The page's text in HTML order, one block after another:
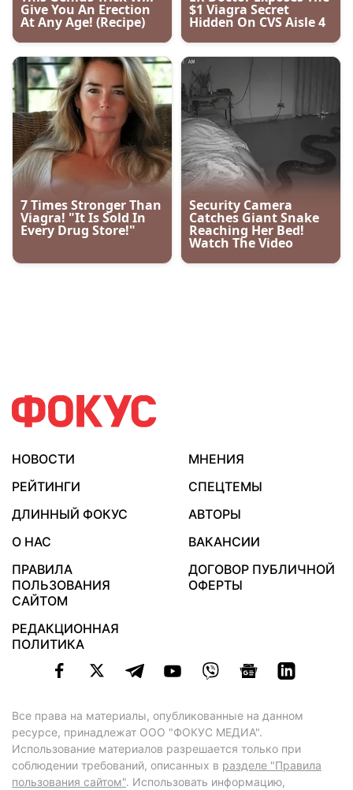
НОВОСТИ
МНЕНИЯ
РЕЙТИНГИ
СПЕЦТЕМЫ
ДЛИННЫЙ ФОКУС
АВТОРЫ
О НАС
ВАКАНСИИ
ПРАВИЛА
ПОЛЬЗОВАНИЯ
САЙТОМ
ДОГОВОР ПУБЛИЧНОЙ
ОФЕРТЫ
РЕДАКЦИОННАЯ
ПОЛИТИКА
Все права на материалы, опубликованные на данном
ресурсе, принадлежат ООО "ФОКУС МЕДИА".
Использование материалов разрешается только при
соблюдении требований, описанных в разделе "Правила
пользования сайтом". Использовать информацию,